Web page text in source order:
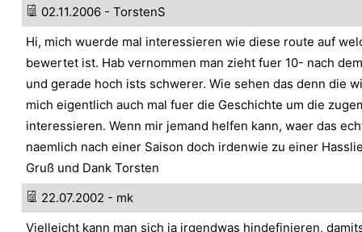
02.11.2006 - TorstenS
Hi, mich wuerde mal interessieren wie diese route auf
bewertet ist. Hab vernommen man zieht fuer 10- nach
und gerade hoch ists schwerer. Wie sehen das denn die
mich eigentlich auch mal fuer die Geschichte um die
interessieren. Wenn mir jemand helfen kann, waer das
naemlich nach einer Saison doch irdenwie zu einer
Gruß und Dank Torsten
22.07.2002 - mk
Vielleicht kann man sich ja irgendwas hindefinieren,